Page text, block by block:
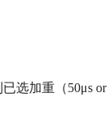
选加重（50μs or